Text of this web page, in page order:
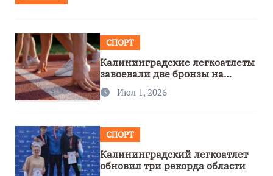
СПОРТ
Калининградские легкоатлеты
завоевали две бронзы на
первенстве России
Июл 1, 2026
СПОРТ
Калининградский легкоатлет
обновил три рекорда области